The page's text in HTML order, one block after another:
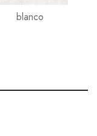
blanco